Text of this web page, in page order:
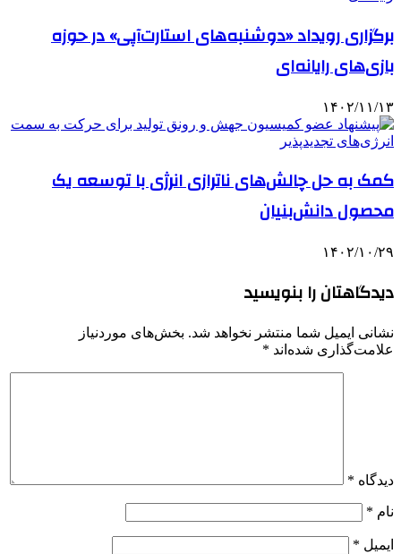
برگزاری رویداد «دوشنبه‌های استارت‌آپی» در حوزه
بازی‌های رایانه‌ای
۱۴۰۲/۱۱/۱۳
کمک به حل چالش‌های ناترازی انرژی با توسعه یک
محصول دانش‌بنیان
۱۴۰۲/۱۰/۲۹
دیدگاهتان را بنویسید
نشانی ایمیل شما منتشر نخواهد شد. بخش‌های موردنیاز
علامت‌گذاری شده‌اند *
دیدگاه *
نام *
ایمیل *